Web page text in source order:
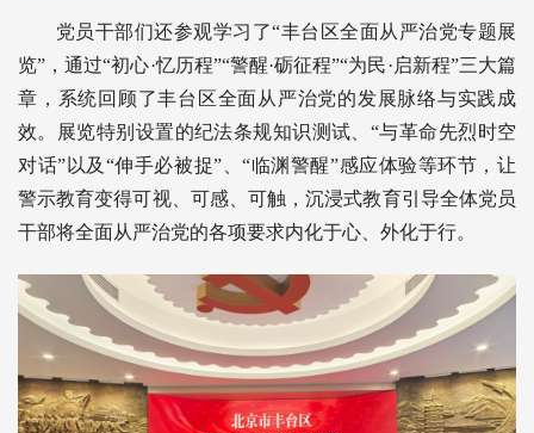
党员干部们还参观学习了“丰台区全面从严治党专题展
览”，通过“初心·忆历程”“警醒·砺征程”“为民·启新程”三大篇
章，系统回顾了丰台区全面从严治党的发展脉络与实践成
效。展览特别设置的纪法条规知识测试、“与革命先烈时空
对话”以及“伸手必被捉”、“临渊警醒”感应体验等环节，让
警示教育变得可视、可感、可触，沉浸式教育引导全体党员
干部将全面从严治党的各项要求内化于心、外化于行。